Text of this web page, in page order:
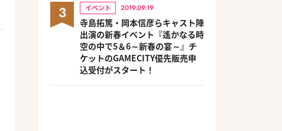
3 イベント 2019.09.19
寺島拓篤・岡本信彦らキャスト陣
出演の新春イベント『遙かなる時
空の中で5＆6～新春の宴～』チ
ケットのGAMECITY優先販売申
込受付がスタート！